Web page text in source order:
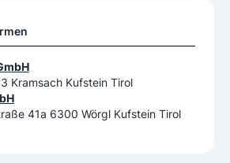
Kramsach Kufstein Tirol
41a 6300 Wörgl Kufstein Tirol